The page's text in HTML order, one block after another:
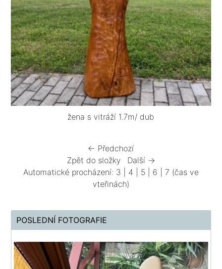
žena s vitráží 1.7m/ dub
← Předchozí
Zpět do složky
Další →
Automatické procházení: 3 4 5 6 7 (čas ve
vteřinách)
POSLEDNÍ FOTOGRAFIE